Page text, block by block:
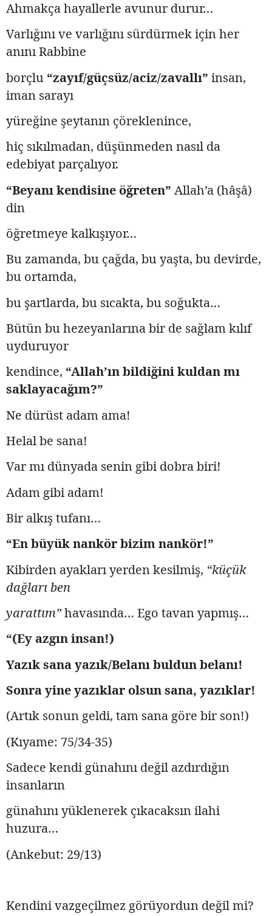
Ahmakça hayallerle avunur durur…
Varlığını ve varlığını sürdürmek için her
anını Rabbine
borçlu “zayıf/güçsüz/aciz/zavallı” insan,
iman sarayı
yüreğine şeytanın çöreklenince,
hiç sıkılmadan, düşünmeden nasıl da
edebiyat parçalıyor.
“Beyanı kendisine öğreten” Allah’a (hâşâ)
din
öğretmeye kalkışıyor…
Bu zamanda, bu çağda, bu yaşta, bu devirde,
bu ortamda,
bu şartlarda, bu sıcakta, bu soğukta…
Bütün bu hezeyanlarına bir de sağlam kılıf
uyduruyor
kendince, “Allah’ın bildiğini kuldan mı
saklayacağım?”
Ne dürüst adam ama!
Helal be sana!
Var mı dünyada senin gibi dobra biri!
Adam gibi adam!
Bir alkış tufanı…
“En büyük nankör bizim nankör!”
Kibirden ayakları yerden kesilmiş, “küçük
dağları ben
yarattım”havasında… Ego tavan yapmış…
“(Ey azgın insan!)
Yazık sana yazık/Belanı buldun belanı!
Sonra yine yazıklar olsun sana, yazıklar!
(Artık sonun geldi, tam sana göre bir son!)
(Kıyame: 75/34-35)
Sadece kendi günahını değil azdırdığın
insanların
günahını yüklenerek çıkacaksın ilahi
huzura…
(Ankebut: 29/13)
Kendini vazgeçilmez görüyordun değil mi?